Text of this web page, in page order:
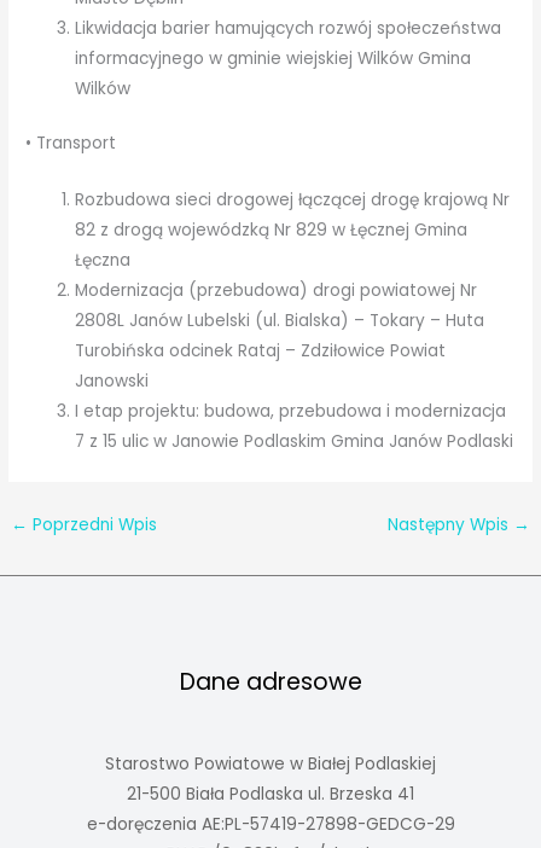
Likwidacja barier hamujących rozwój społeczeństwa
informacyjnego w gminie wiejskiej Wilków Gmina
Wilków
• Transport
Rozbudowa sieci drogowej łączącej drogę krajową Nr
82 z drogą wojewódzką Nr 829 w Łęcznej Gmina
Łęczna
Modernizacja (przebudowa) drogi powiatowej Nr
2808L Janów Lubelski (ul. Bialska) – Tokary – Huta
Turobińska odcinek Rataj – Zdziłowice Powiat
Janowski
I etap projektu: budowa, przebudowa i modernizacja
7 z 15 ulic w Janowie Podlaskim Gmina Janów Podlaski
← Poprzedni Wpis Następny Wpis →
Dane adresowe
Starostwo Powiatowe w Białej Podlaskiej
21-500 Biała Podlaska ul. Brzeska 41
e-doręczenia AE:PL-57419-27898-GEDCG-29